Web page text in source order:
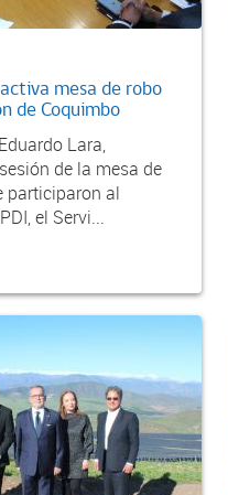
mesa de robo
de Coquimbo
Lara,
de la mesa de
participaron al
el Servi...